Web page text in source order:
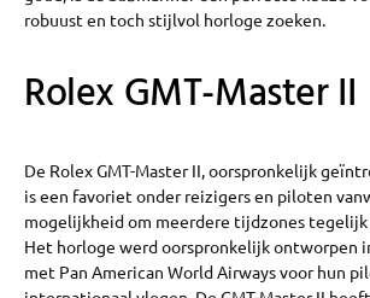
robuust en toch stijlvol horloge zoeken.
Rolex GMT-Master II
De Rolex GMT-Master II, oorspronkelijk
is een favoriet onder reizigers en piloten
mogelijkheid om meerdere tijdzones
Het horloge werd oorspronkelijk ontworpen
met Pan American World Airways voor hun